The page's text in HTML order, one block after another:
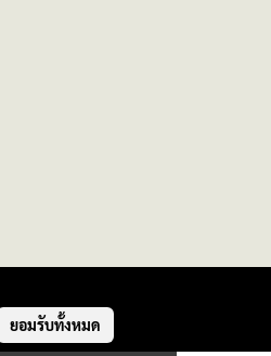
ยอมรับทั้งหมด